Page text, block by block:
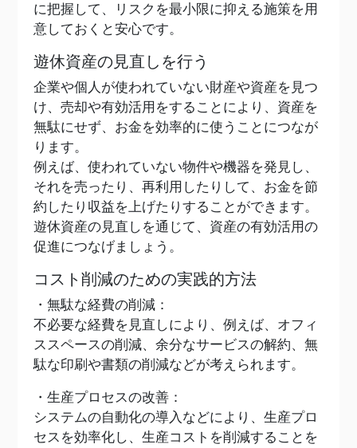
に把握して、リスクを最小限に抑える施策を用
意しておくと安心です。
遊休資産の見直しを行う
企業や個人が使われていない財産や資産を見つ
け、売却や有効活用をすることにより、資産を
無駄にせず、お金を効率的に使うことにつなが
ります。
例えば、使われていない物件や機器を発見し、
それを売ったり、再利用したりして、お金を節
約したり収益を上げたりすることができます。
遊休資産の見直しを通じて、資産の有効活用の
促進につなげましょう。
コスト削減のための実践的方法
・無駄な経費の削減：
不必要な経費を見直しにより、例えば、オフィ
ススペースの削減、余分なサービスの解約、無
駄な印刷や書類の削減などが考えられます。
・生産プロセスの改善：
システムの自動化の導入などにより、生産プロ
セスを効率化し、生産コストを削減することを